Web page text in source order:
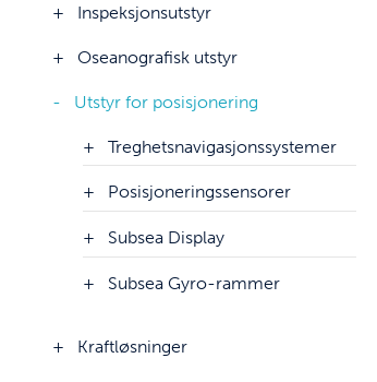
Inspeksjonsutstyr
Oseanografisk utstyr
Utstyr for posisjonering
Treghetsnavigasjonssystemer
Posisjoneringssensorer
Subsea Display
Subsea Gyro-rammer
Kraftløsninger